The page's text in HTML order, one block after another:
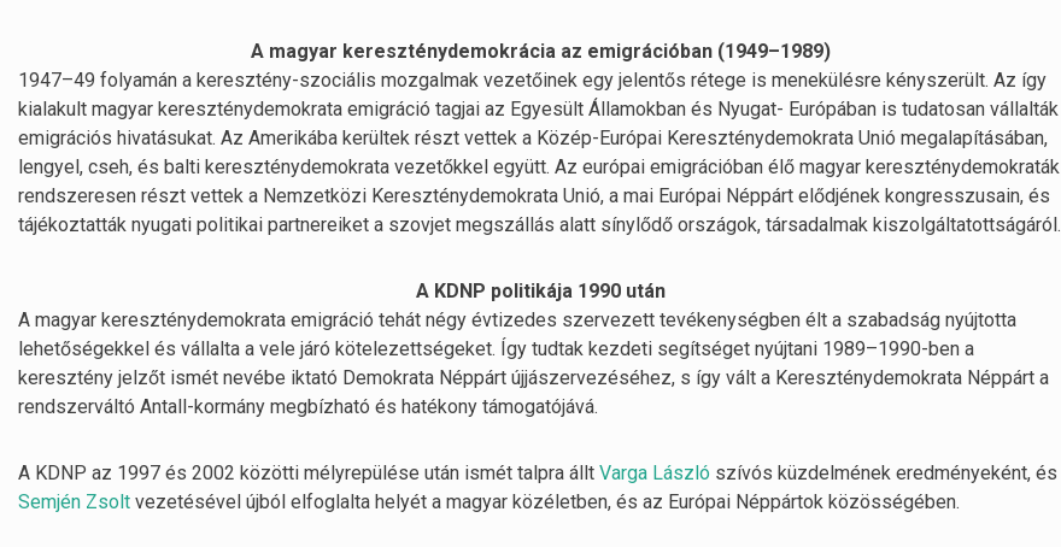
A magyar kereszténydemokrácia az emigrációban (1949–1989)
1947–49 folyamán a keresztény-szociális mozgalmak vezetőinek egy jelentős rétege is menekülésre kényszerült. Az így
kialakult magyar kereszténydemokrata emigráció tagjai az Egyesült Államokban és Nyugat- Európában is tudatosan vállalták
emigrációs hivatásukat. Az Amerikába kerültek részt vettek a Közép-Európai Kereszténydemokrata Unió megalapításában,
lengyel, cseh, és balti kereszténydemokrata vezetőkkel együtt. Az európai emigrációban élő magyar kereszténydemokraták
rendszeresen részt vettek a Nemzetközi Kereszténydemokrata Unió, a mai Európai Néppárt elődjének kongresszusain, és
tájékoztatták nyugati politikai partnereiket a szovjet megszállás alatt sínylődő országok, társadalmak kiszolgáltatottságáról.
A KDNP politikája 1990 után
A magyar kereszténydemokrata emigráció tehát négy évtizedes szervezett tevékenységben élt a szabadság nyújtotta
lehetőségekkel és vállalta a vele járó kötelezettségeket. Így tudtak kezdeti segítséget nyújtani 1989–1990-ben a
keresztény jelzőt ismét nevébe iktató Demokrata Néppárt újjászervezéséhez, s így vált a Kereszténydemokrata Néppárt a
rendszerváltó Antall-kormány megbízható és hatékony támogatójává.
A KDNP az 1997 és 2002 közötti mélyrepülése után ismét talpra állt Varga László szívós küzdelmének eredményeként, és
Semjén Zsolt vezetésével újból elfoglalta helyét a magyar közéletben, és az Európai Néppártok közösségében.